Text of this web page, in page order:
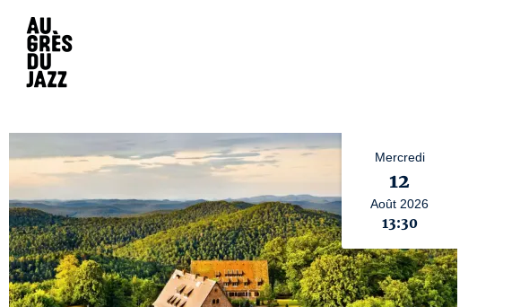
Mercredi
12
Août 2026
13:30